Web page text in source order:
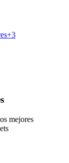
+3
mejores